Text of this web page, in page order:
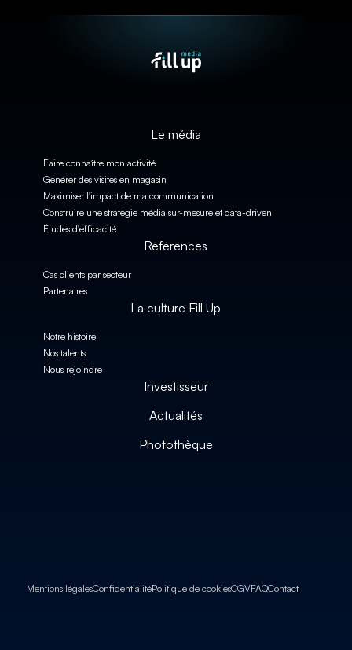
Le média
Faire connaître mon activité
Générer des visites en magasin
Maximiser l'impact de ma communication
Construire une stratégie média sur-mesure et data-driven
Études d'efficacité
Références
Cas clients par secteur
Partenaires
La culture Fill Up
Notre histoire
Nos talents
Nous rejoindre
Investisseur
Actualités
Photothèque
Mentions légalesConfidentialitéPolitique de cookiesCGVFAQContact